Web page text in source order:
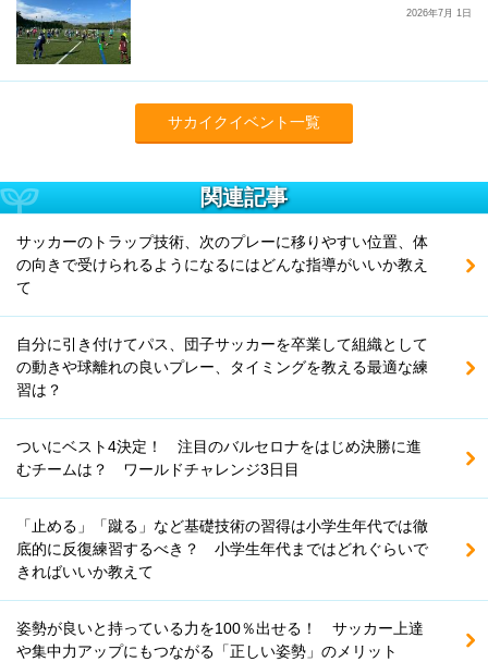
2026年7月 1日
サカイクイベント一覧
関連記事
サッカーのトラップ技術、次のプレーに移りやすい位置、体
の向きで受けられるようになるにはどんな指導がいいか教え
て
自分に引き付けてパス、団子サッカーを卒業して組織として
の動きや球離れの良いプレー、タイミングを教える最適な練
習は？
ついにベスト4決定！ 注目のバルセロナをはじめ決勝に進
むチームは？ ワールドチャレンジ3日目
「止める」「蹴る」など基礎技術の習得は小学生年代では徹
底的に反復練習するべき？ 小学生年代まではどれぐらいで
きればいいか教えて
姿勢が良いと持っている力を100％出せる！ サッカー上達
や集中力アップにもつながる「正しい姿勢」のメリット